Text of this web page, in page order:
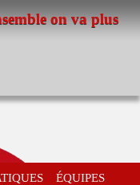
on va plus
ÉQUIPES